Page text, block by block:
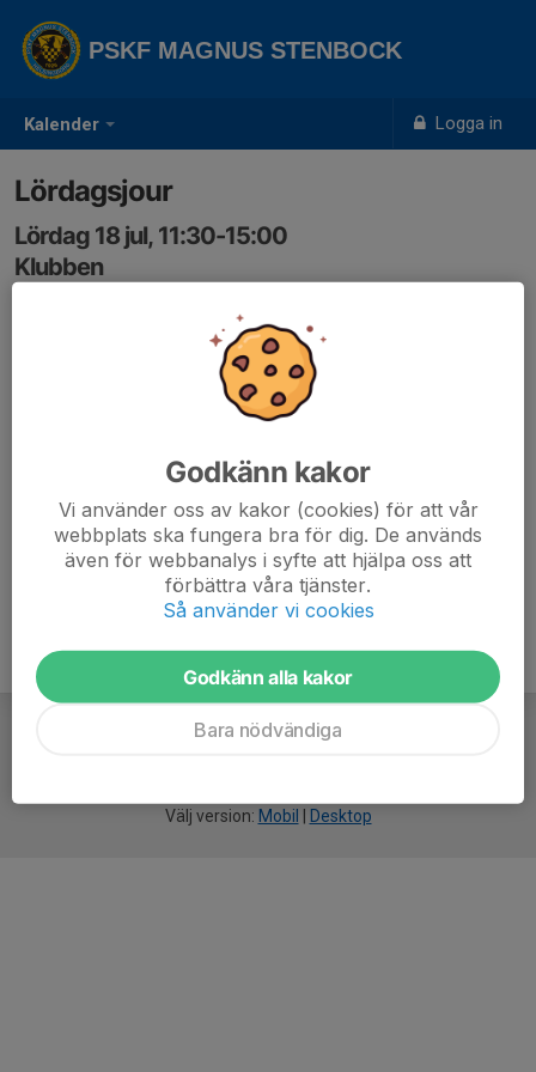
Kalender Logga in
PSKF MAGNUS STENBOCK
Lördagsjour
Lördag 18 jul, 11:30-15:00
Klubben
Välj version: Mobil Desktop
Godkänn kakor
Vi använder oss av kakor (cookies) för att vår
webbplats ska fungera bra för dig. De används
även för webbanalys i syfte att hjälpa oss att
förbättra våra tjänster.
Så använder vi cookies
Godkänn alla kakor
Bara nödvändiga